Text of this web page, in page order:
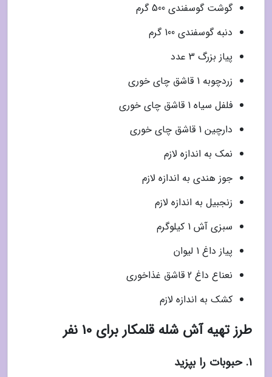
گوشت گوسفندی 500 گرم
دنبه گوسفندی 100 گرم
پیاز بزرگ 3 عدد
زردچوبه 1 قاشق چای خوری
فلفل سیاه 1 قاشق چای خوری
دارچین 1 قاشق چای خوری
نمک به اندازه لازم
جوز هندی به اندازه لازم
زنجبیل به اندازه لازم
سبزی آش 1 کیلوگرم
پیاز داغ 1 لیوان
نعناع داغ 2 قاشق غذاخوری
کشک به اندازه لازم
طرز تهیه آش شله قلمکار برای 10 نفر
1. حبوبات را بپزید